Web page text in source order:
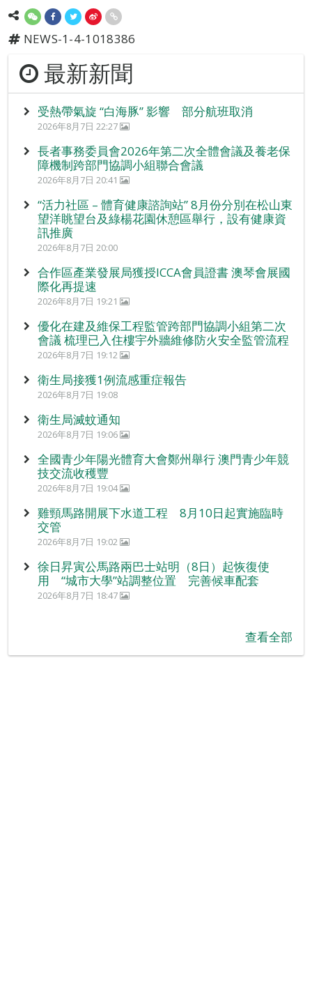
NEWS-1-4-1018386
最新新聞
受熱帶氣旋 “白海豚” 影響 部分航班取消
2026年8月7日 22:27
長者事務委員會2026年第二次全體會議及養老保
障機制跨部門協調小組聯合會議
2026年8月7日 20:41
“活力社區 – 體育健康諮詢站” 8月份分別在松山東
望洋眺望台及綠楊花園休憩區舉行，設有健康資
訊推廣
2026年8月7日 20:00
合作區產業發展局獲授ICCA會員證書 澳琴會展國
際化再提速
2026年8月7日 19:21
優化在建及維保工程監管跨部門協調小組第二次
會議 梳理已入住樓宇外牆維修防火安全監管流程
2026年8月7日 19:12
衛生局接獲1例流感重症報告
2026年8月7日 19:08
衛生局滅蚊通知
2026年8月7日 19:06
全國青少年陽光體育大會鄭州舉行 澳門青少年競
技交流收穫豐
2026年8月7日 19:04
雞頸馬路開展下水道工程 8月10日起實施臨時
交管
2026年8月7日 19:02
徐日昇寅公馬路兩巴士站明（8日）起恢復使
用 “城市大學”站調整位置 完善候車配套
2026年8月7日 18:47
查看全部